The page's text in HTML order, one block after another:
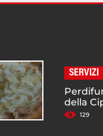
SERVIZI
della
129